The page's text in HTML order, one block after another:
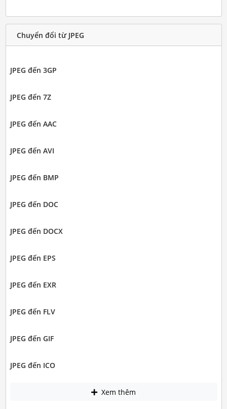
Chuyển đổi từ JPEG
JPEG đến 3GP
JPEG đến 7Z
JPEG đến AAC
JPEG đến AVI
JPEG đến BMP
JPEG đến DOC
JPEG đến DOCX
JPEG đến EPS
JPEG đến EXR
JPEG đến FLV
JPEG đến GIF
JPEG đến ICO
Xem thêm